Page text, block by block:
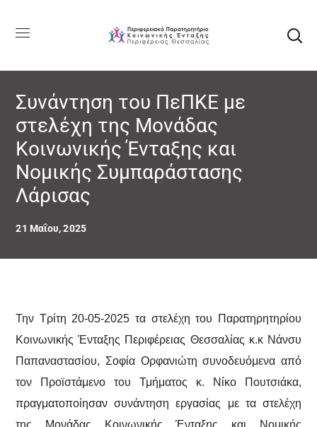
Συνάντηση του ΠεΠΚΕ με
στελέχη της Μονάδας
Κοινωνικής Ένταξης και
Νομικής Συμπαράστασης
Λάρισας
21 Μαΐου, 2025
Την Τρίτη 20-05-2025 τα στελέχη του Παρατηρητηρίου
Κοινωνικής Ένταξης Περιφέρειας Θεσσαλίας κ.κ Νάνσυ
Παπαναστασίου, Σοφία Ορφανιώτη συνοδευόμενα από
τον Προϊστάμενο του Τμήματος κ. Νίκο Πουτσιάκα,
πραγματοποίησαν συνάντηση εργασίας με τα στελέχη
της Μονάδας Κοινωνικής Ένταξης και Νομικής